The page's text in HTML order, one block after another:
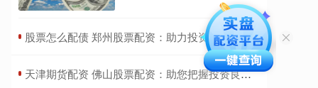
​股票怎么配债 郑州股票配资：助力投资，实现财富梦想
​天津期货配资 佛山股票配资：助您把握投资良机，实现财富增值